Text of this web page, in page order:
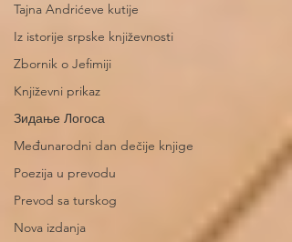
Tajna Andrićeve kutije
Iz istorije srpske književnosti
Zbornik o Jefimiji
Književni prikaz
Зидање Логоса
Međunarodni dan dečije knjige
Poezija u prevodu
Prevod sa turskog
Nova izdanja